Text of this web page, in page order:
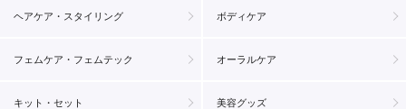
ヘアケア・スタイリング ボディケア
フェムケア・フェムテック オーラルケア
キット・セット 美容グッズ